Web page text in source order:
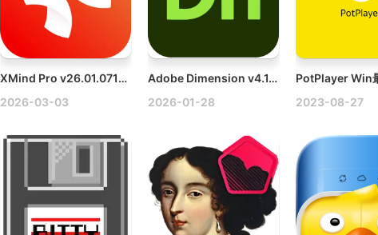
XMind Pro v26.01.07145 fixed Mac思维导图破解版
2026-03-03
Adobe Dimension v4.1.7 Mac多语言破解版
2026-01-28
2023-08-27